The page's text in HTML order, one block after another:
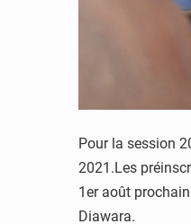
Pour la session
2021.Les
1er août
Diawara.